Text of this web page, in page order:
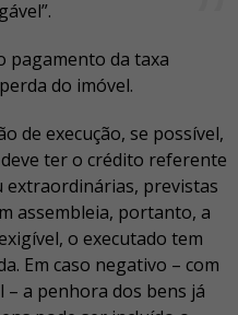
pagamento da taxa
do imóvel.
de execução, se possível,
ter o crédito referente
previstas
assembleia, portanto, a
o executado tem
Em caso negativo – com
– a penhora dos bens já